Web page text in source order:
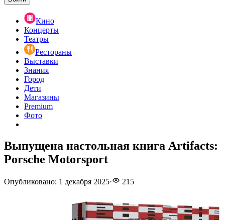
Кино
Концерты
Театры
Рестораны
Выставки
Знания
Город
Дети
Магазины
Premium
Фото
Выпущена настольная книга Artifacts:
Porsche Motorsport
Опубликовано: 1 декабря 2025· 215